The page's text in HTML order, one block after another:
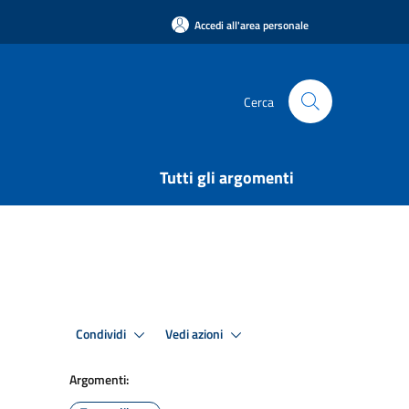
Accedi all'area personale
Cerca
Tutti gli argomenti
Condividi Vedi azioni
Argomenti: